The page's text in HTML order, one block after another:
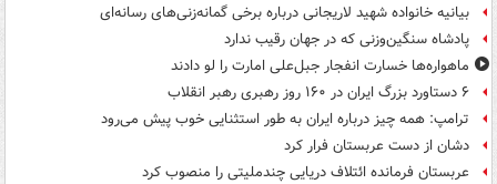
بیانیه خانواده شهید لاریجانی درباره برخی گمانه‌زنی‌های رسانه‌ای
پادشاه سنگین‌وزنی که در جهان رقیب ندارد
ماهواره‌ها خسارت انفجار جبل‌علی امارت را لو دادند
۶ دستاورد بزرگ ایران در ۱۶۰ روز رهبری رهبر انقلاب
ترامپ: همه چیز درباره ایران به طور استثنایی خوب پیش می‌رود
دشان از دست عربستان فرار کرد
عربستان فرمانده ائتلاف دریایی چندملیتی را منصوب کرد